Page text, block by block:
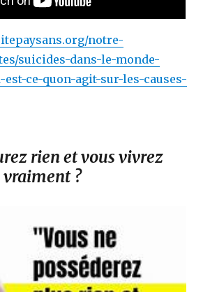
notre-
suicides-dans-le-monde-
est-ce-quon-agit-sur-les-causes-
rien et vous vivrez
?